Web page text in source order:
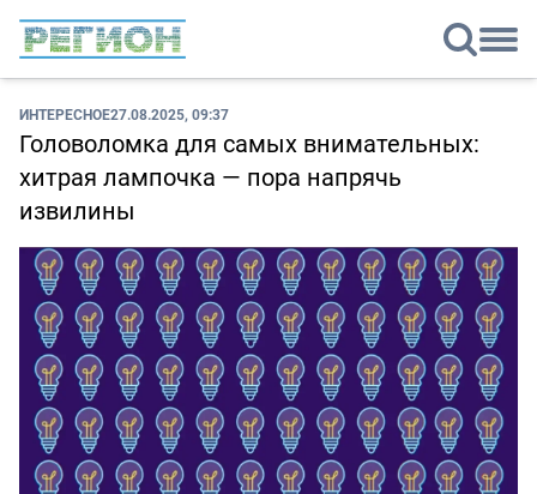
ИНТЕРЕСНОЕ27.08.2025, 09:37
Головоломка для самых внимательных:
хитрая лампочка — пора напрячь
извилины